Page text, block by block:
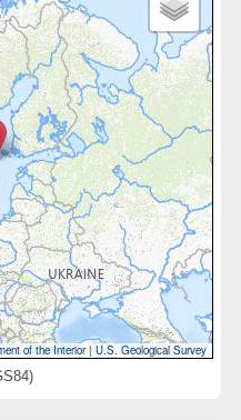
of the Interior|U.S. Geological Survey